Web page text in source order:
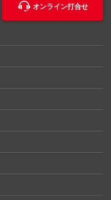
オンライン打合せ